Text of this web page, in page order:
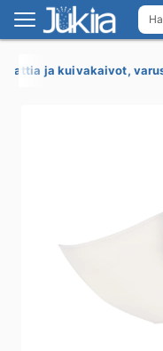
Siirry
navigointiin
Siirry
sisältöön
Lattia ja kuivakaivot,